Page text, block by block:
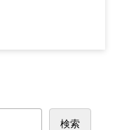
検索